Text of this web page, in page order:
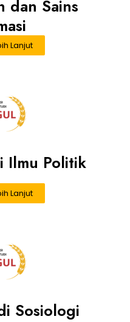
dan Sains
Lanjut
Ilmu Politik
Lanjut
Sosiologi